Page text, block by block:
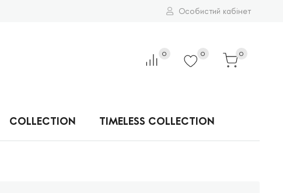
Особистий кабінет
0 0 0
COLLECTION TIMELESS COLLECTION